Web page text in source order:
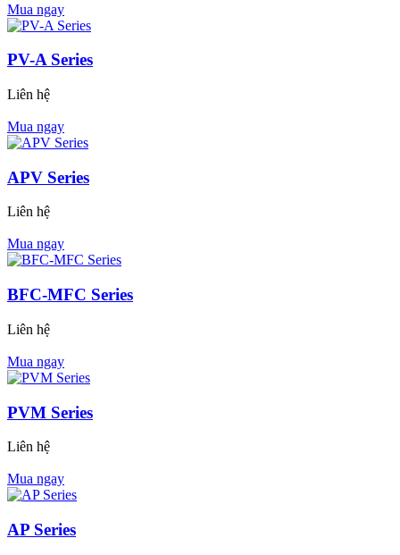
Mua ngay
PV-A Series
Liên hệ
Mua ngay
APV Series
Liên hệ
Mua ngay
BFC-MFC Series
Liên hệ
Mua ngay
PVM Series
Liên hệ
Mua ngay
AP Series